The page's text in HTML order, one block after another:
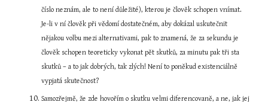
číslo neznám, ale to není důležité), kterou je člověk schopen vnímat.
Je-li v ní člověk při vědomí dostatečném, aby dokázal uskutečnit
nějakou volbu mezi alternativami, pak to znamená, že za sekundu je
člověk schopen teoreticky vykonat pět skutků, za minutu pak tři sta
skutků – a to jak dobrých, tak zlých! Není to poněkud existenciálně
vypjatá skutečnost?
Samozřejmě, že zde hovořím o skutku velmi diferencovaně, a ne, jak jej